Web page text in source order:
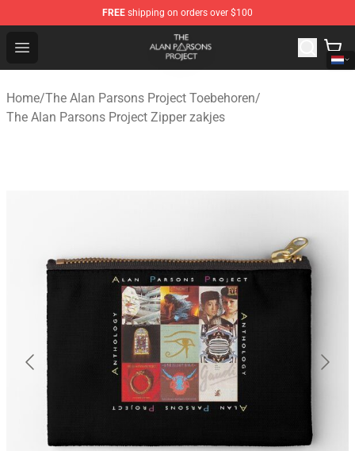
FREE shipping on orders over $100
Open menu
The Alan Parsons Project Store - Official The Alan
Home/The Alan Parsons Project Toebehoren/
The Alan Parsons Project Zipper zakjes